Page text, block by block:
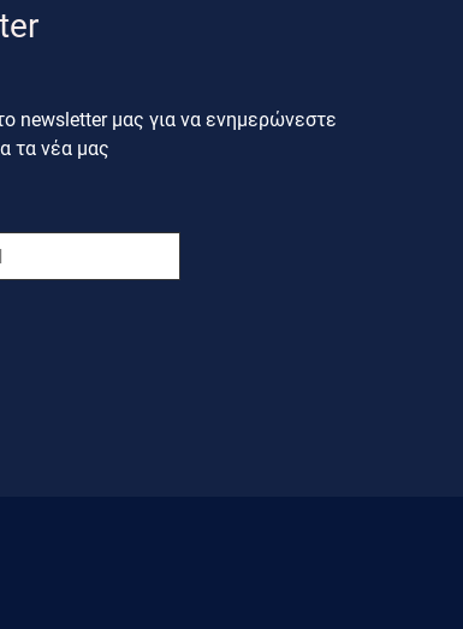
newsletter μας για να ενημερώνεστε
τα νέα μας